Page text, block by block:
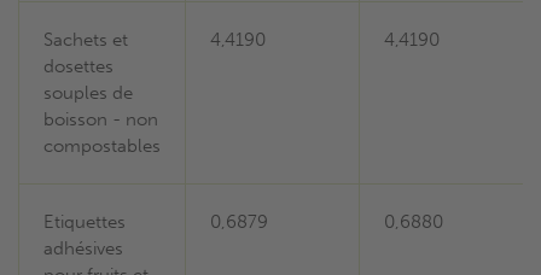
Sachets et
dosettes
souples de
boisson - non
compostables
4,4190 4,4190
Etiquettes
adhésives
0,6879 0,6880